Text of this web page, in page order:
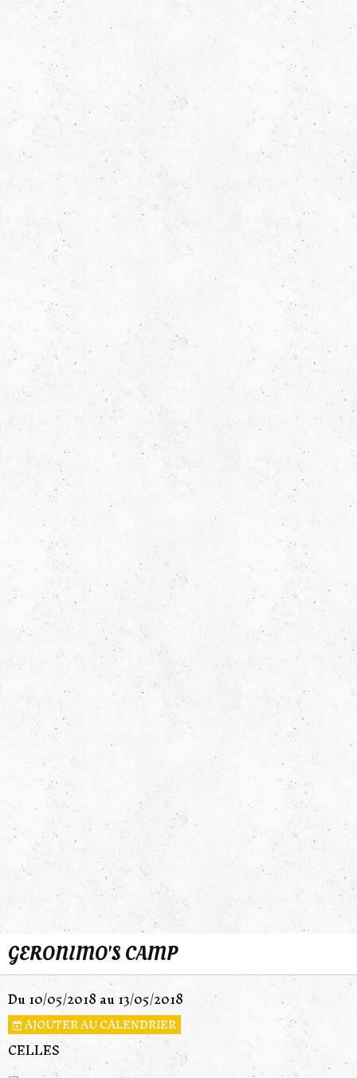
GERONIMO'S CAMP
Du 10/05/2018au 13/05/2018
AJOUTER AU CALENDRIER
CELLES